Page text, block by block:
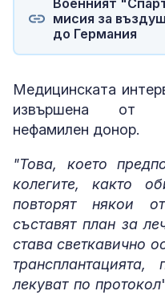
мисия за
до Германия
Медицинската
извършена от
нефамилен донор.
"Това, което
колегите, както
повторят някои
съставят план за
става светкавично
лекуват по протокол